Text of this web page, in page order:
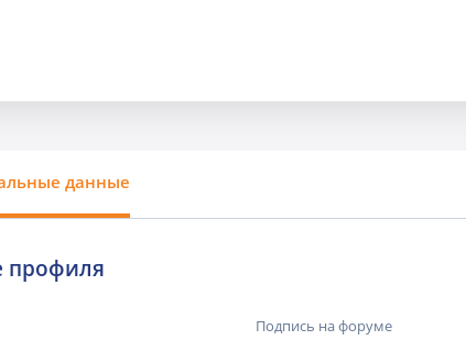
данные
профиля
Подпись на форуме